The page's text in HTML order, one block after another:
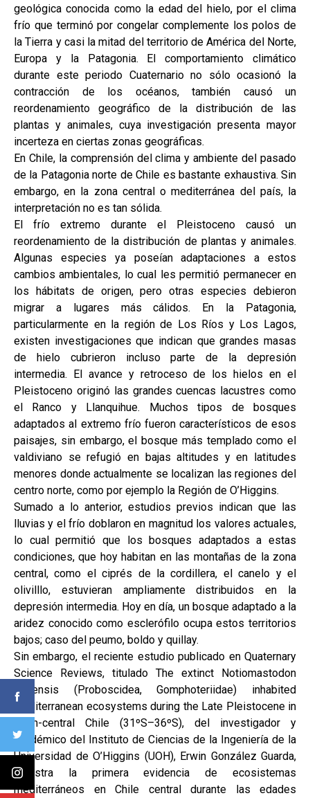
geológica conocida como la edad del hielo, por el clima
frío que terminó por congelar complemente los polos de
la Tierra y casi la mitad del territorio de América del Norte,
Europa y la Patagonia. El comportamiento climático
durante este periodo Cuaternario no sólo ocasionó la
contracción de los océanos, también causó un
reordenamiento geográfico de la distribución de las
plantas y animales, cuya investigación presenta mayor
incerteza en ciertas zonas geográficas.
En Chile, la comprensión del clima y ambiente del pasado
de la Patagonia norte de Chile es bastante exhaustiva. Sin
embargo, en la zona central o mediterránea del país, la
interpretación no es tan sólida.
El frío extremo durante el Pleistoceno causó un
reordenamiento de la distribución de plantas y animales.
Algunas especies ya poseían adaptaciones a estos
cambios ambientales, lo cual les permitió permanecer en
los hábitats de origen, pero otras especies debieron
migrar a lugares más cálidos. En la Patagonia,
particularmente en la región de Los Ríos y Los Lagos,
existen investigaciones que indican que grandes masas
de hielo cubrieron incluso parte de la depresión
intermedia. El avance y retroceso de los hielos en el
Pleistoceno originó las grandes cuencas lacustres como
el Ranco y Llanquihue. Muchos tipos de bosques
adaptados al extremo frío fueron característicos de esos
paisajes, sin embargo, el bosque más templado como el
valdiviano se refugió en bajas altitudes y en latitudes
menores donde actualmente se localizan las regiones del
centro norte, como por ejemplo la Región de O’Higgins.
Sumado a lo anterior, estudios previos indican que las
lluvias y el frío doblaron en magnitud los valores actuales,
lo cual permitió que los bosques adaptados a estas
condiciones, que hoy habitan en las montañas de la zona
central, como el ciprés de la cordillera, el canelo y el
olivilllo, estuvieran ampliamente distribuidos en la
depresión intermedia. Hoy en día, un bosque adaptado a la
aridez conocido como esclerófilo ocupa estos territorios
bajos; caso del peumo, boldo y quillay.
Sin embargo, el reciente estudio publicado en Quaternary
Science Reviews, titulado The extinct Notiomastodon
platensis (Proboscidea, Gomphoteriidae) inhabited
mediterranean ecosystems during the Late Pleistocene in
north-central Chile (31ºS–36ºS), del investigador y
académico del Instituto de Ciencias de la Ingeniería de la
Universidad de O’Higgins (UOH), Erwin González Guarda,
muestra la primera evidencia de ecosistemas
mediterráneos en Chile central durante las edades